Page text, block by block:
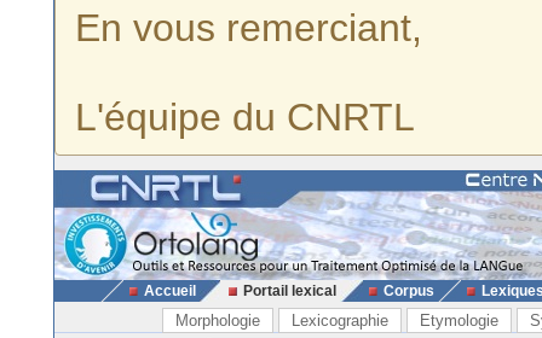
En vous remerciant,
L'équipe du CNRTL
Accueil Portail lexical Corpus
Morphologie Lexicographie Etymologie